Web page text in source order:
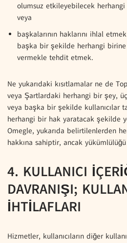
olumsuz etkileyebilecek
veya
başkalarının haklarını ihlal
başka bir şekilde herhangi
vermekle tehdit etmek.
Ne yukarıdaki kısıtlamalar ne de
veya Şartlardaki herhangi bir şey,
veya başka bir şekilde kullanıcılar
herhangi bir hak yaratacak şekilde
Omegle, yukarıda belirtilenlerden
hakkına sahiptir, ancak
4. KULLANICI
DAVRANIŞI;
İHTİLAFLARI
Hizmetler, kullanıcıların diğer